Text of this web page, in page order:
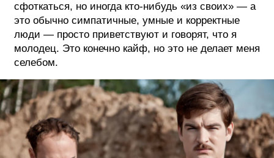
сфоткаться, но иногда кто-нибудь «из своих» — а
это обычно симпатичные, умные и корректные
люди — просто приветствуют и говорят, что я
молодец. Это конечно кайф, но это не делает меня
селебом.